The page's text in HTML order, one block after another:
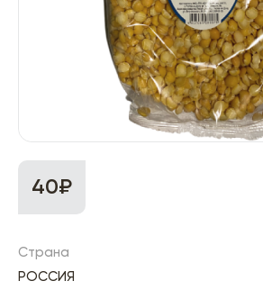
40₽
Страна
РОССИЯ